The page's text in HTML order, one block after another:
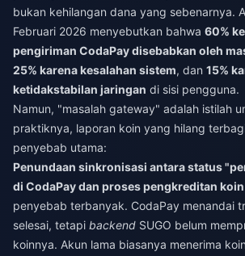
bukan kehilangan dana yang sebenarnya.
Februari 2026 menyebutkan bahwa 60%
pengiriman CodaPay disebabkan oleh
25% karena kesalahan sistem, dan 15%
ketidakstabilan jaringan di sisi pengguna.
Namun, "masalah gateway" adalah istilah
praktiknya, laporan koin yang hilang
penyebab utama:
Penundaan sinkronisasi antara status
di CodaPay dan proses pengkreditan koin
penyebab terbanyak. CodaPay menandai
selesai, tetapi backend SUGO belum
koinnya. Akun lama biasanya menerima